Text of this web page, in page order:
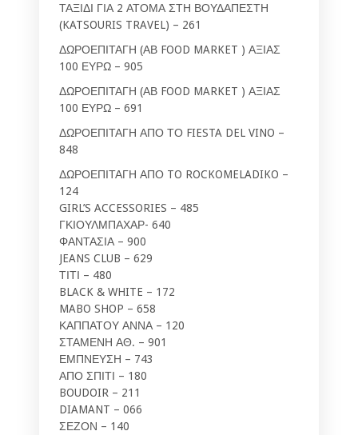
ΤΑΞΙΔΙ ΓΙΑ 2 ΑΤΟΜΑ ΣΤΗ ΒΟΥΔΑΠΕΣΤΗ
(KATSOURIS TRAVEL) – 261
ΔΩΡΟΕΠΙΤΑΓΗ (ΑΒ FOOD MARKET ) ΑΞΙΑΣ
100 ΕΥΡΩ – 905
ΔΩΡΟΕΠΙΤΑΓΗ (ΑΒ FOOD MARKET ) ΑΞΙΑΣ
100 ΕΥΡΩ – 691
ΔΩΡΟΕΠΙΤΑΓΗ ΑΠΟ ΤΟ FIESTA DEL VINO –
848
ΔΩΡΟΕΠΙΤΑΓΗ ΑΠΟ TO ROCKOMELADIKO –
124
GIRL’S ACCESSORIES – 485
ΓΚΙΟΥΛΜΠΑΧΑΡ- 640
ΦΑΝΤΑΣΙΑ – 900
JEANS CLUB – 629
ΤΙΤΙ – 480
BLACK & WHITE – 172
MABO SHOP – 658
ΚΑΠΠΑΤΟΥ ΑΝΝΑ – 120
ΣΤΑΜΕΝΗ ΑΘ. – 901
ΕΜΠΝΕΥΣΗ – 743
ΑΠΟ ΣΠΙΤΙ – 180
BOUDOIR – 211
DIAMANT – 066
ΣΕΖΟΝ – 140